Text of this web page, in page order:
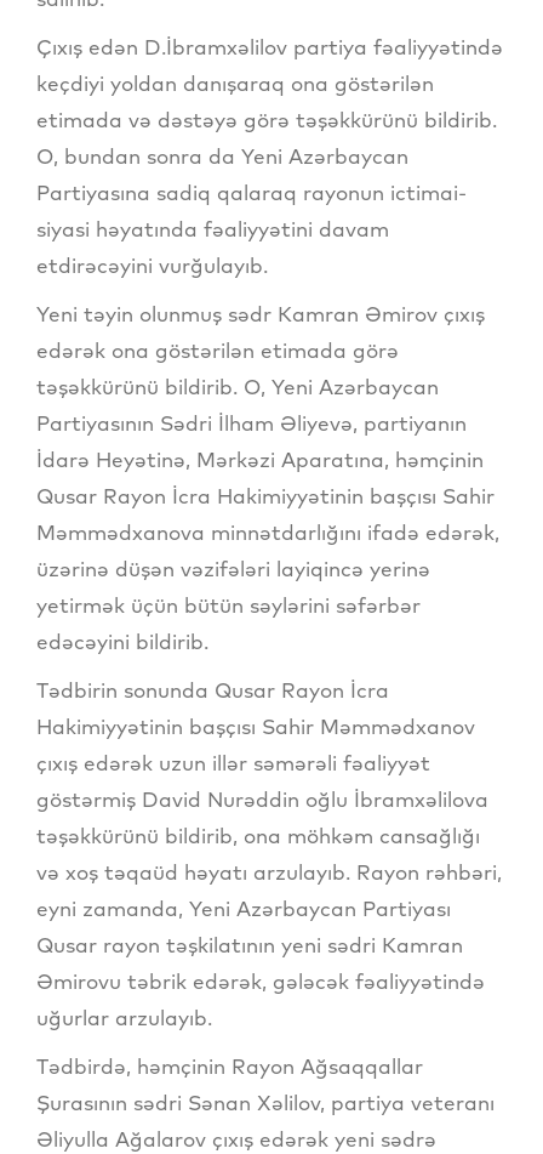
Çıxış edən D.İbramxəlilov partiya fəaliyyətində
keçdiyi yoldan danışaraq ona göstərilən
etimada və dəstəyə görə təşəkkürünü bildirib.
O, bundan sonra da Yeni Azərbaycan
Partiyasına sadiq qalaraq rayonun ictimai-
siyasi həyatında fəaliyyətini davam
etdirəcəyini vurğulayıb.
Yeni təyin olunmuş sədr Kamran Əmirov çıxış
edərək ona göstərilən etimada görə
təşəkkürünü bildirib. O, Yeni Azərbaycan
Partiyasının Sədri İlham Əliyevə, partiyanın
İdarə Heyətinə, Mərkəzi Aparatına, həmçinin
Qusar Rayon İcra Hakimiyyətinin başçısı Sahir
Məmmədxanova minnətdarlığını ifadə edərək,
üzərinə düşən vəzifələri layiqincə yerinə
yetirmək üçün bütün səylərini səfərbər
edəcəyini bildirib.
Tədbirin sonunda Qusar Rayon İcra
Hakimiyyətinin başçısı Sahir Məmmədxanov
çıxış edərək uzun illər səmərəli fəaliyyət
göstərmiş David Nurəddin oğlu İbramxəlilova
təşəkkürünü bildirib, ona möhkəm cansağlığı
və xoş təqaüd həyatı arzulayıb. Rayon rəhbəri,
eyni zamanda, Yeni Azərbaycan Partiyası
Qusar rayon təşkilatının yeni sədri Kamran
Əmirovu təbrik edərək, gələcək fəaliyyətində
uğurlar arzulayıb.
Tədbirdə, həmçinin Rayon Ağsaqqallar
Şurasının sədri Sənan Xəlilov, partiya veteranı
Əliyulla Ağalarov çıxış edərək yeni sədrə